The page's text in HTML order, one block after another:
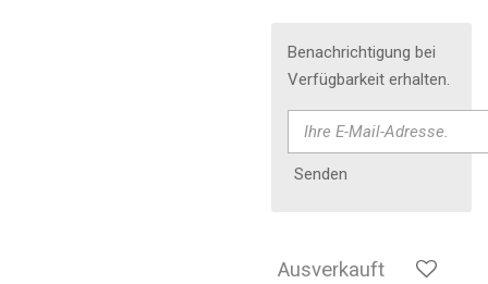
Benachrichtigung bei
Verfügbarkeit erhalten.
Senden
Ausverkauft